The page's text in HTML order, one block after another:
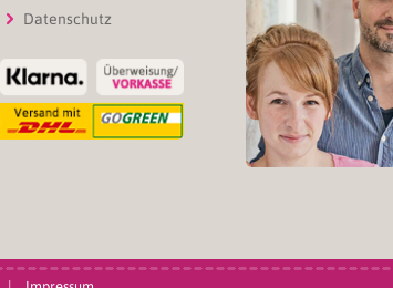
Datenschutz